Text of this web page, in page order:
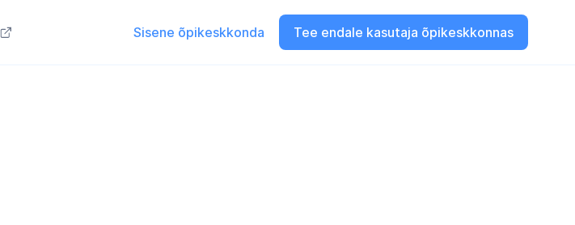
Sisene õpikeskkonda Tee endale kasutaja õpikeskkonnas